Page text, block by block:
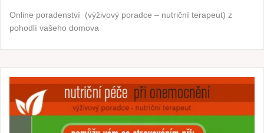
Online poradenství (výživový poradce – nutriční terapeut) z
pohodlí vašeho domova